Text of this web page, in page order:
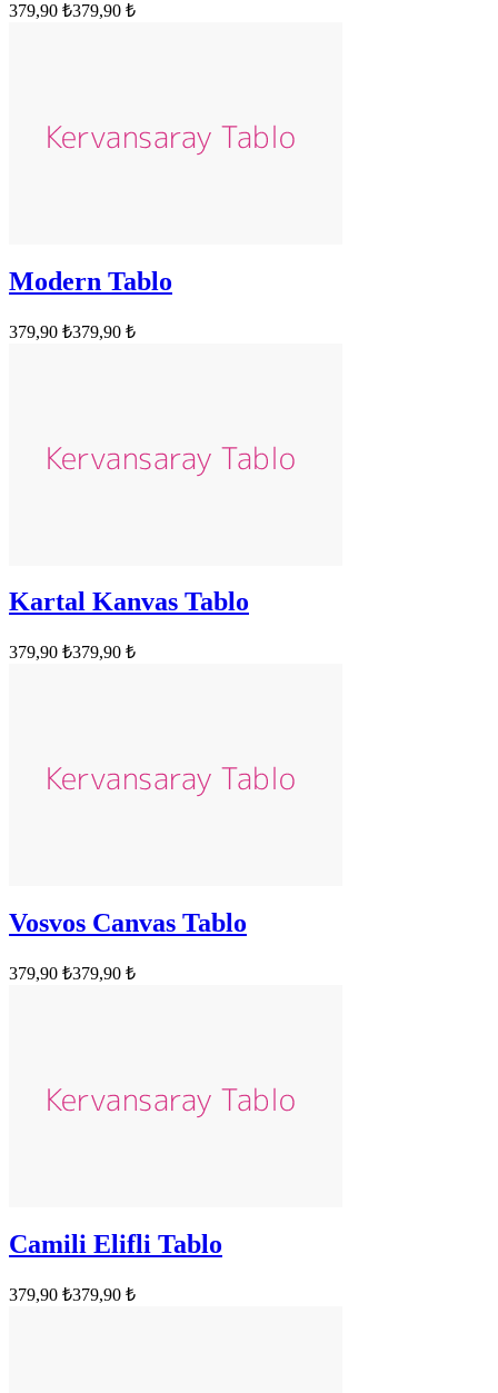
379,90 ₺379,90 ₺
Modern Tablo
379,90 ₺379,90 ₺
Kartal Kanvas Tablo
379,90 ₺379,90 ₺
Vosvos Canvas Tablo
379,90 ₺379,90 ₺
Camili Elifli Tablo
379,90 ₺379,90 ₺